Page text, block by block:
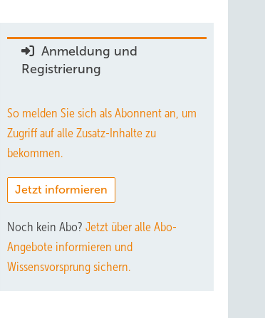
Anmeldung und
Registrierung
So melden Sie sich als Abonnent an, um
Zugriff auf alle Zusatz-Inhalte zu
bekommen.
Jetzt informieren
Noch kein Abo? Jetzt über alle Abo-
Angebote informieren und
Wissensvorsprung sichern.